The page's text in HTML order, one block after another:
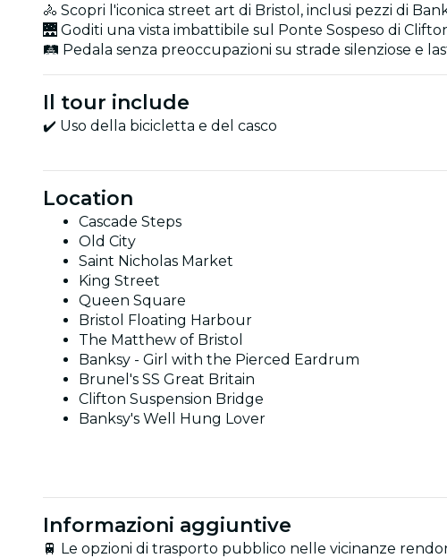
🚴 Scopri l'iconica street art di Bristol, inclusi pezzi di
🌉 Goditi una vista imbattibile sul Ponte Sospeso di
🛤️ Pedala senza preoccupazioni su strade silenziose e
Il tour include
✔️ Uso della bicicletta e del casco
Location
Cascade Steps
Old City
Saint Nicholas Market
King Street
Queen Square
Bristol Floating Harbour
The Matthew of Bristol
Banksy - Girl with the Pierced Eardrum
Brunel's SS Great Britain
Clifton Suspension Bridge
Banksy's Well Hung Lover
Informazioni aggiuntive
🚆 Le opzioni di trasporto pubblico nelle vicinanze